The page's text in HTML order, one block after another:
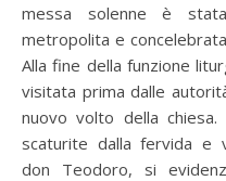
messa solenne è stata
metropolita e
Alla fine della funzione
visitata prima dalle
nuovo volto della
scaturite dalla fervida e
don Teodoro, si